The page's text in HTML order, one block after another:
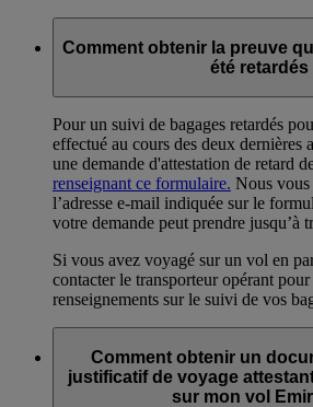
Comment obtenir la preuve
été retardés
Pour un suivi de bagages retardés
effectué au cours des deux dernières
une demande d'attestation de retard
renseignant ce formulaire. Nous vous
l’adresse e-mail indiquée sur le
votre demande peut prendre jusqu’à
Si vous avez voyagé sur un vol en
contacter le transporteur opérant
renseignements sur le suivi de vos
Comment obtenir un
justificatif de voyage
sur mon vol